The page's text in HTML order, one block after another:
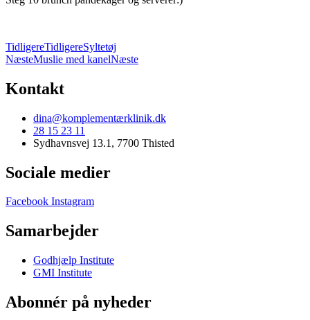
TidligereTidligereSyltetøj
NæsteMuslie med kanelNæste
Kontakt
dina@komplementærklinik.dk
28 15 23 11
Sydhavnsvej 13.1, 7700 Thisted
Sociale medier
Facebook Instagram
Samarbejder
Godhjælp Institute
GMI Institute
Abonnér på nyheder